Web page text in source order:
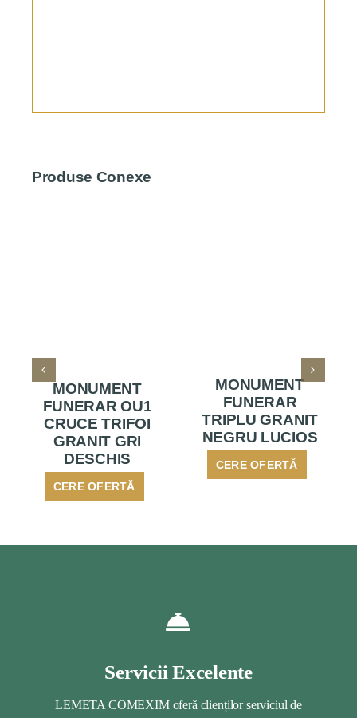
Produse Conexe
MONUMENT
FUNERAR OU1
CRUCE TRIFOI
GRANIT GRI
DESCHIS
CERE OFERTĂ
MONUMENT
FUNERAR
TRIPLU GRANIT
NEGRU LUCIOS
CERE OFERTĂ
Servicii Excelente
LEMETA COMEXIM oferă clienților serviciul de